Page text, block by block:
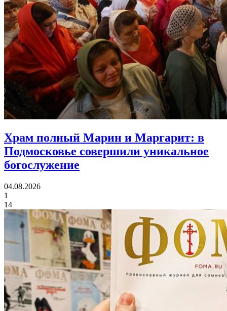
Храм полный Марин и Маргарит: в
Подмосковье совершили уникальное
богослужение
04.08.2026
1
14